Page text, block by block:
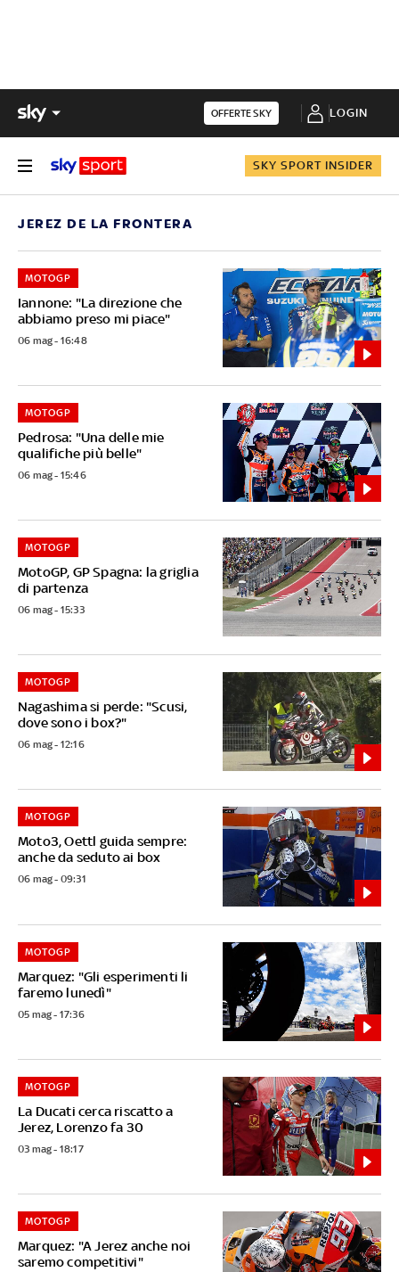
OFFERTE SKY LOGIN
SKY SPORT INSIDER
JEREZ DE LA FRONTERA
Iannone: "La direzione che
abbiamo preso mi piace"
MOTOGP
06 mag - 16:48
Pedrosa: "Una delle mie
qualifiche più belle"
MOTOGP
06 mag - 15:46
MotoGP, GP Spagna: la griglia
di partenza
MOTOGP
06 mag - 15:33
Nagashima si perde: "Scusi,
dove sono i box?"
MOTOGP
06 mag - 12:16
Moto3, Oettl guida sempre:
anche da seduto ai box
MOTOGP
06 mag - 09:31
Marquez: "Gli esperimenti li
faremo lunedì"
MOTOGP
05 mag - 17:36
La Ducati cerca riscatto a
Jerez, Lorenzo fa 30
MOTOGP
03 mag - 18:17
Marquez: "A Jerez anche noi
saremo competitivi"
MOTOGP